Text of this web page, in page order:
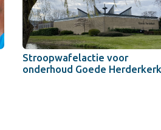
Stroopwafelactie voor
onderhoud Goede Herderkerk